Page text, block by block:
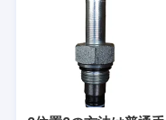
私達について
工場旅行
品質管理